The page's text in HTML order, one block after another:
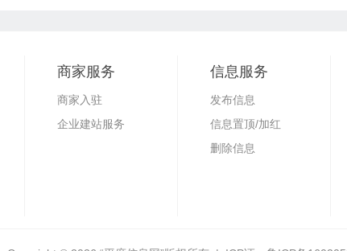
商家服务
商家入驻
企业建站服务
信息服务
发布信息
信息置顶/加红
删除信息